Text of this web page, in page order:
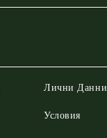
Лични Данни
Условия